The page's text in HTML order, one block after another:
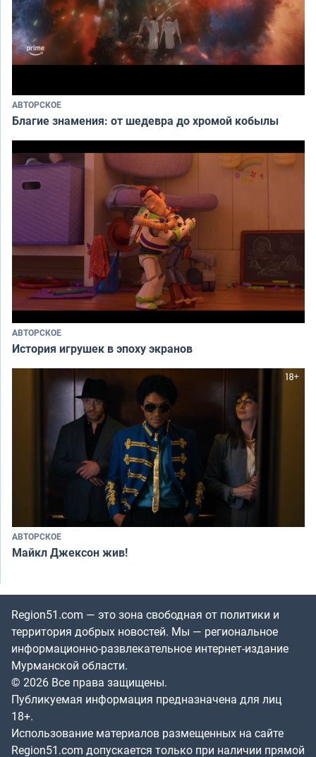
АВТОРСКОЕ
Благие знамения: от шедевра до хромой кобылы
АВТОРСКОЕ
История игрушек в эпоху экранов
АВТОРСКОЕ
Майкл Джексон жив!
Region51.com — это зона свободная от политики и
территория добрых новостей. Мы — региональное
информационно-развлекательное интернет-издание
Мурманской области.
© 2026 Все права защищены.
Публикуемая информация предназначена для лиц
18+.
Использование материалов размещенных на сайте
Region51.com допускается только при наличии прямой